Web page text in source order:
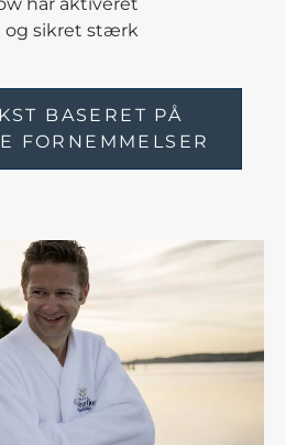
og sikret stærk
BASERET PÅ
FORNEMMELSER